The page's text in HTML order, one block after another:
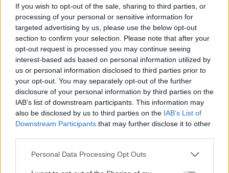
If you wish to opt-out of the sale, sharing to third parties, or
processing of your personal or sensitive information for
targeted advertising by us, please use the below opt-out
section to confirm your selection. Please note that after your
opt-out request is processed you may continue seeing
interest-based ads based on personal information utilized by
us or personal information disclosed to third parties prior to
your opt-out. You may separately opt-out of the further
disclosure of your personal information by third parties on the
IAB’s list of downstream participants. This information may
also be disclosed by us to third parties on the IAB’s List of
Downstream Participants that may further disclose it to other
Personal Data Processing Opt Outs
įsigijimo. Pagalvokite – jei to nebūtume
padarę, virš šio susitarimo būtų kabėjęs
tamsus debesis.
Ir, viena vertus, jis apskritai nebūtų įvykęs,
nes kitos arabų ir musulmonų šalys tiesiog
nesijautė patogiai sudarydamos susitarimą,
kurį dabar turime. Argi ne taip?“ – apie